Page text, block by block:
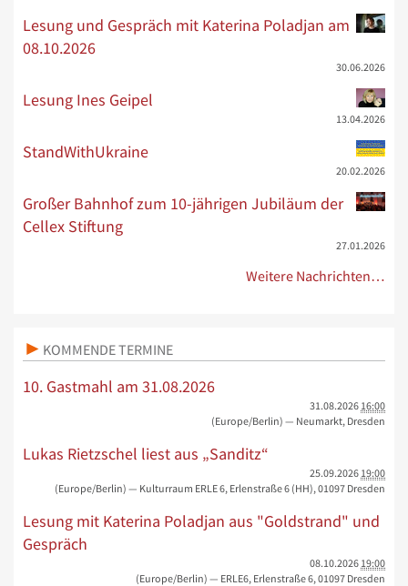
Lesung und Gespräch mit Katerina Poladjan am
08.10.2026
30.06.2026
Lesung Ines Geipel
13.04.2026
StandWithUkraine
20.02.2026
Großer Bahnhof zum 10-jährigen Jubiläum der
Cellex Stiftung
27.01.2026
Weitere Nachrichten…
KOMMENDE TERMINE
10. Gastmahl am 31.08.2026
31.08.2026 16:00
(Europe/Berlin) — Neumarkt, Dresden
Lukas Rietzschel liest aus „Sanditz“
25.09.2026 19:00
(Europe/Berlin) — Kulturraum ERLE 6, Erlenstraße 6 (HH), 01097 Dresden
Lesung mit Katerina Poladjan aus "Goldstrand" und
Gespräch
08.10.2026 19:00
(Europe/Berlin) — ERLE6, Erlenstraße 6, 01097 Dresden